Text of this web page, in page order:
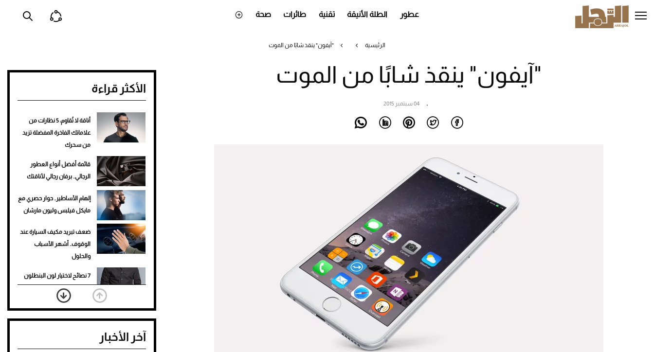
إلى
المحتوى
عطور الطلة الأنيقة تقنية طائرات صحة
الرئيسية "آيفون" ينقذ شابًا من الموت
"آيفون" ينقذ شابًا من الموت
04 سبتمبر 2015
الأكثر قراءة
أناقة لا تُقاوم: 5 نظارات من
علاماتك الفاخرة المفضلة تزيد
من سحرك
قائمة أفضل أنواع العطور
الرجالي.. برفان رجالي لأناقتك
إلهام الأساطير.. حوار حصري مع
مايكل فيلبس وليون مارشان
ضعف تبريد مكيف السيارة عند
الوقوف.. أشهر الأسباب
والحلول
7 نصائح لاختيار لون البنطلون
المناسب للقميص الأسود
نرى المستقبل من خلال
تصميماتنا.. كيف حجزت 1886
آخر الأخبار